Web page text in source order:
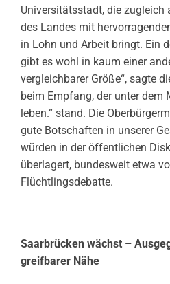
Universitätsstadt, die
des Landes mit
in Lohn und Arbeit bringt. Ein
gibt es wohl in kaum einer
vergleichbarer Größe“, sagte
beim Empfang, der unter dem
leben.“ stand. Die
gute Botschaften in unserer
würden in der öffentlichen
überlagert, bundesweit etwa
Flüchtlingsdebatte.
Saarbrücken wächst –
greifbarer Nähe